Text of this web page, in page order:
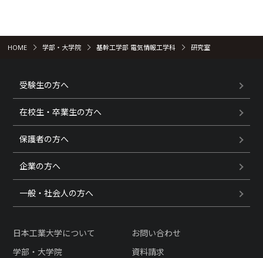
HOME 学部・大学院 基幹工学部 電気情報工学科 研究室
受験生の方へ
在校生・卒業生の方へ
保護者の方へ
企業の方へ
一般・社会人の方へ
日本工業大学について
学部・大学院
お問い合わせ
資料請求